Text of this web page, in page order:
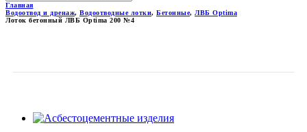
Главная
Водоотвод и дренаж, Водоотводные лотки, Бетонные, ЛВБ Optima
Лоток бетонный ЛВБ Optima 200 №4